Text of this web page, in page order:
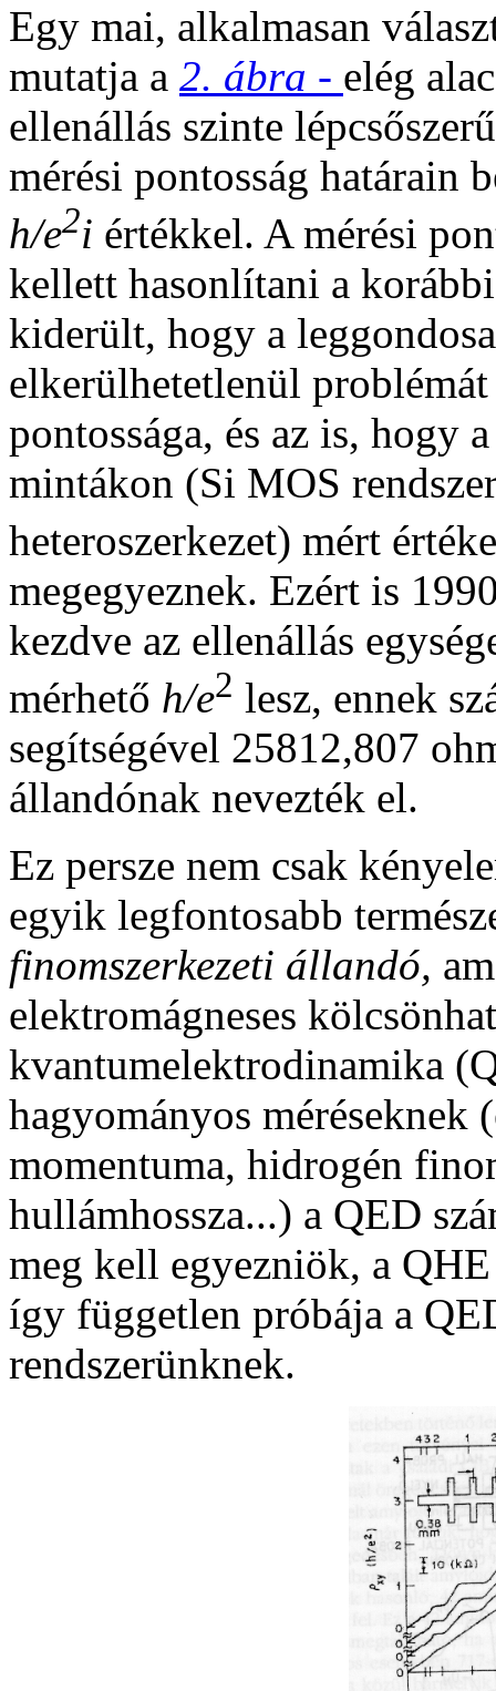
Egy mai, alkalmasan
mutatja a 2. ábra - elég
ellenállás szinte
mérési pontosság határain
h/e2i értékkel. A mérési
kellett hasonlítani a
kiderült, hogy a
elkerülhetetlenül
pontossága, és az is, hogy
mintákon (Si MOS
heteroszerkezet) mért
megegyeznek. Ezért is
kezdve az ellenállás
mérhető h/e2 lesz, ennek
segítségével 25812,807
állandónak nevezték el.
Ez persze nem csak
egyik legfontosabb
finomszerkezeti állandó,
elektromágneses
kvantumelektrodinamika
hagyományos méréseknek
momentuma, hidrogén
hullámhossza...) a QED
meg kell egyezniök, a
így független próbája a
rendszerünknek.